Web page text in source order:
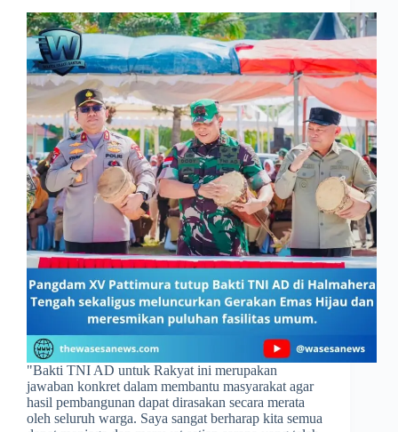
​"Bakti TNI AD untuk Rakyat ini merupakan
jawaban konkret dalam membantu masyarakat agar
hasil pembangunan dapat dirasakan secara merata
oleh seluruh warga. Saya sangat berharap kita semua